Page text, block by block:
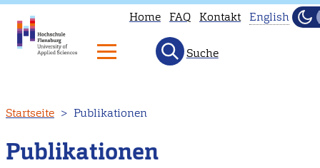
zum
Inhalt
Home FAQ Kontakt English
Suche
Startseite Publikationen
Publikationen